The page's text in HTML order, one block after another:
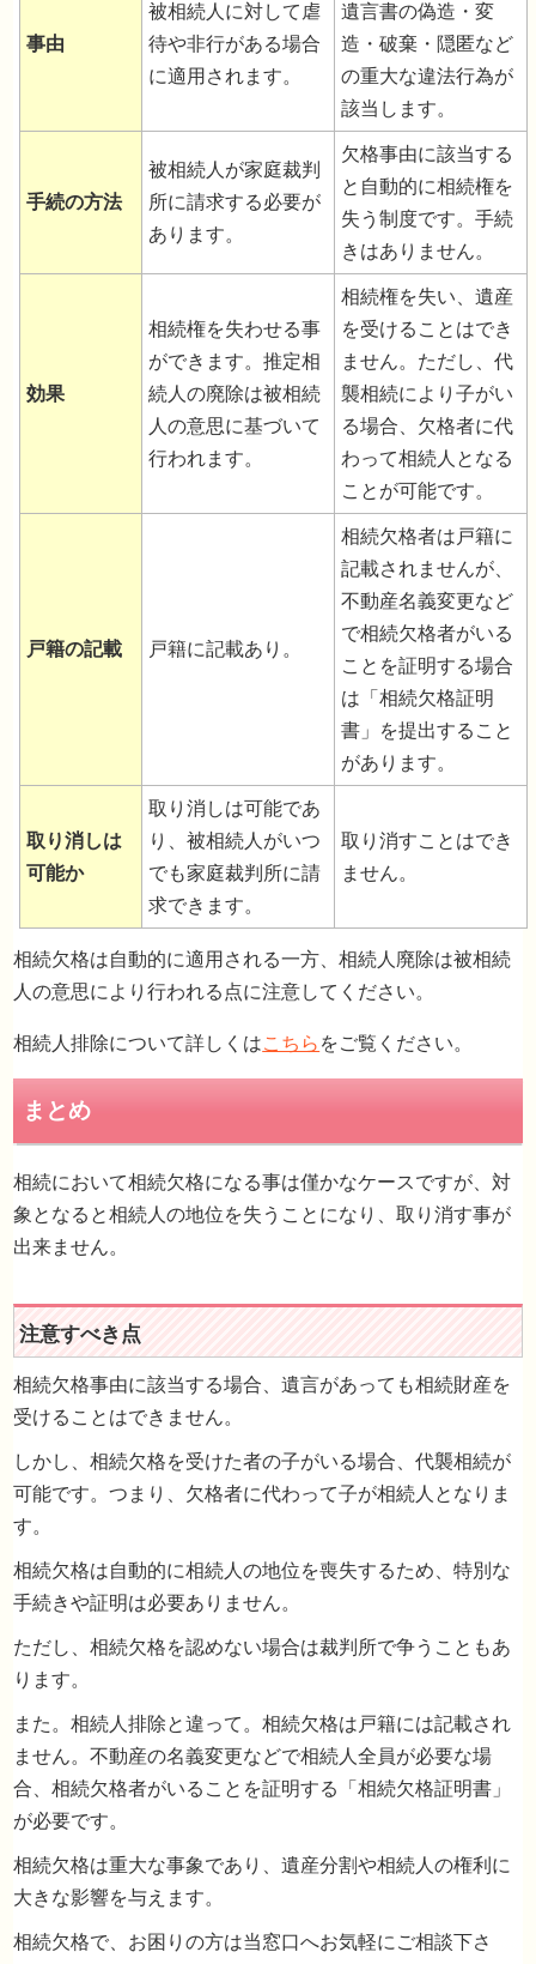
事由
被相続人に対して虐
待や非行がある場合
に適用されます。
遺言書の偽造・変
造・破棄・隠匿など
の重大な違法行為が
該当します。
手続の方法
被相続人が家庭裁判
所に請求する必要が
あります。
欠格事由に該当する
と自動的に相続権を
失う制度です。手続
きはありません。
効果
相続権を失わせる事
ができます。推定相
続人の廃除は被相続
人の意思に基づいて
行われます。
相続権を失い、遺産
を受けることはでき
ません。ただし、代
襲相続により子がい
る場合、欠格者に代
わって相続人となる
ことが可能です。
戸籍の記載 戸籍に記載あり。
相続欠格者は戸籍に
記載されませんが、
不動産名義変更など
で相続欠格者がいる
ことを証明する場合
は「相続欠格証明
書」を提出すること
があります。
取り消しは
可能か
取り消しは可能であ
り、被相続人がいつ
でも家庭裁判所に請
求できます。
取り消すことはでき
ません。
相続欠格は自動的に適用される一方、相続人廃除は被相続
人の意思により行われる点に注意してください。
相続人排除について詳しくはこちら をご覧ください。
相続において相続欠格になる事は僅かなケースですが、対
象となると相続人の地位を失うことになり、取り消す事が
出来ません。
注意すべき点
相続欠格事由に該当する場合、遺言があっても相続財産を
受けることはできません。
しかし、相続欠格を受けた者の子がいる場合、代襲相続が
可能です。つまり、欠格者に代わって子が相続人となりま
す。
相続欠格は自動的に相続人の地位を喪失するため、特別な
手続きや証明は必要ありません。
ただし、相続欠格を認めない場合は裁判所で争うこともあ
ります。
また。相続人排除と違って。相続欠格は戸籍には記載され
ません。不動産の名義変更などで相続人全員が必要な場
合、相続欠格者がいることを証明する「相続欠格証明書」
が必要です。
相続欠格は重大な事象であり、遺産分割や相続人の権利に
大きな影響を与えます。
相続欠格で、お困りの方は当窓口へお気軽にご相談下さ